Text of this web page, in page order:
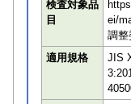
検査対象品
目
ei/
調整
適用規格
JIS